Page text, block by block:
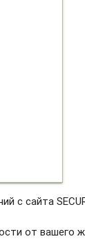
с сайта
от вашего